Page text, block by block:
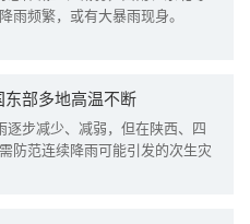
雨频繁，或有大暴雨现身。
部多地高温不断
步减少、减弱，但在陕西、四
防范连续降雨可能引发的次生灾